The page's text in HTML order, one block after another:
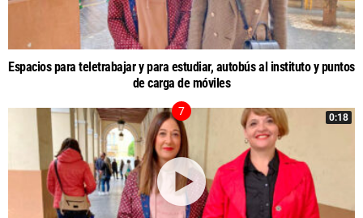
Espacios para teletrabajar y para estudiar, autobús al instituto y puntos
de carga de móviles
0:18